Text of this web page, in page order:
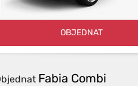
OBJEDNAT
Fabia Combi